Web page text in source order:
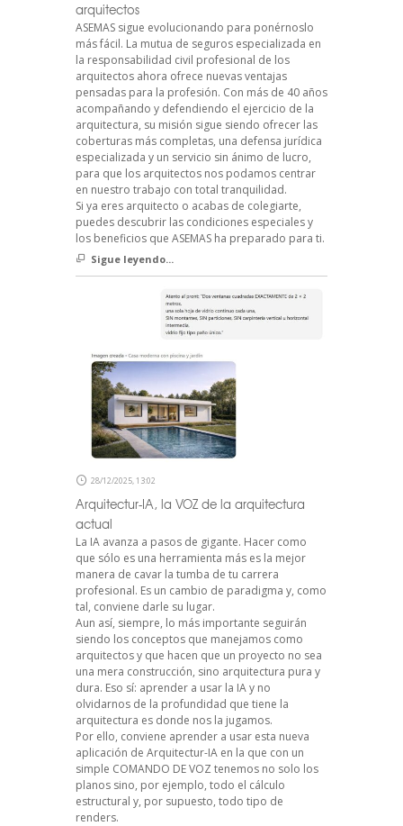
arquitectos
ASEMAS sigue evolucionando para ponérnoslo
más fácil. La mutua de seguros especializada en
la responsabilidad civil profesional de los
arquitectos ahora ofrece nuevas ventajas
pensadas para la profesión. Con más de 40 años
acompañando y defendiendo el ejercicio de la
arquitectura, su misión sigue siendo ofrecer las
coberturas más completas, una defensa jurídica
especializada y un servicio sin ánimo de lucro,
para que los arquitectos nos podamos centrar
en nuestro trabajo con total tranquilidad.
Si ya eres arquitecto o acabas de colegiarte,
puedes descubrir las condiciones especiales y
los beneficios que ASEMAS ha preparado para ti.
Sigue leyendo...
28/12/2025, 13:02
Arquitectur-IA, la VOZ de la arquitectura
actual
La IA avanza a pasos de gigante. Hacer como
que sólo es una herramienta más es la mejor
manera de cavar la tumba de tu carrera
profesional. Es un cambio de paradigma y, como
tal, conviene darle su lugar.
Aun así, siempre, lo más importante seguirán
siendo los conceptos que manejamos como
arquitectos y que hacen que un proyecto no sea
una mera construcción, sino arquitectura pura y
dura. Eso sí: aprender a usar la IA y no
olvidarnos de la profundidad que tiene la
arquitectura es donde nos la jugamos.
Por ello, conviene aprender a usar esta nueva
aplicación de Arquitectur-IA en la que con un
simple COMANDO DE VOZ tenemos no solo los
planos sino, por ejemplo, todo el cálculo
estructural y, por supuesto, todo tipo de
renders.